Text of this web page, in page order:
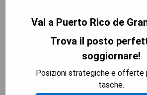
Das Gloria Palace Royal Hotel &
Meter vom Amadores-Strand an
Vai a Puerto Rico de
Trova il posto
soggiornare!
Posizioni strategiche e
tasche.